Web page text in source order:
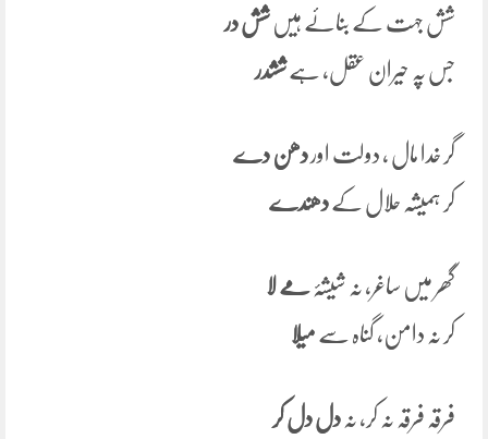
شش جہت کے بنائے ہیں شش در
جس پہ حیران عقل، ہےششدر
گر خدا مال , دولت اور دھن دے
کر ہمیشہ حلال کے دھندے
گھر میں ساغر, نہ شیشۂ مے لا
کر نہ دامن، گناہ سے میلا
فرقہ فرقہ نہ کر، نہ دل دل کر